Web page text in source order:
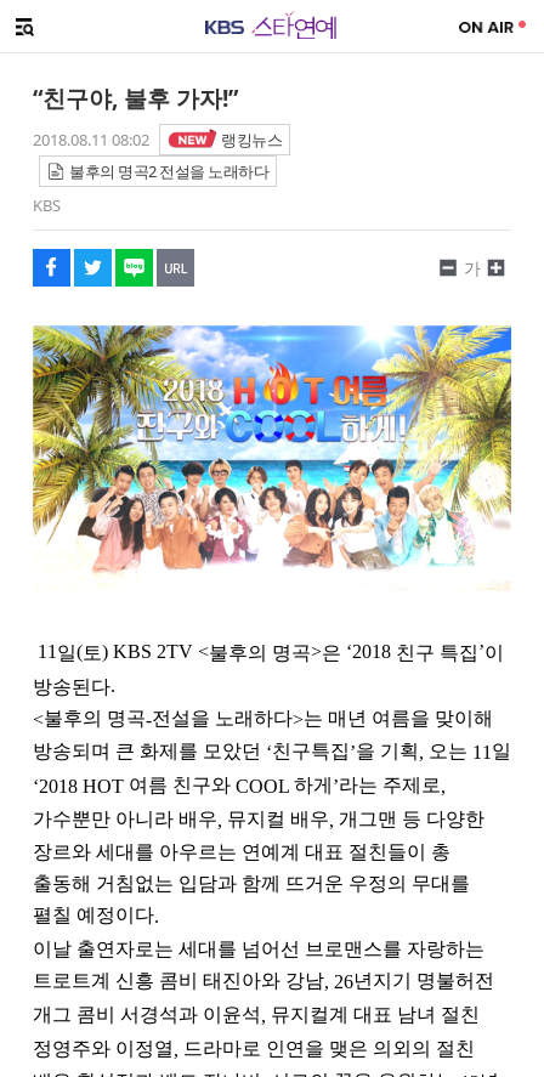
메뉴 열기
“친구야, 불후 가자!”
2018.08.11 08:02
랭킹뉴스
불후의 명곡2 전설을 노래하다
KBS
페이스북
트위터
네이버
URL복사
글씨 작게보기
가
글씨 크게보기
11 일(토) KBS 2TV <불후의 명곡>은 ‘2018 친구 특집’이
방송된다.
<불후의 명곡-전설을 노래하다>는 매년 여름을 맞이해
방송되며 큰 화제를 모았던 ‘친구특집’을 기획, 오는 11 일
‘2018 HOT 여름 친구와 COOL 하게’라는 주제로,
가수뿐만 아니라 배우 뮤지컬 배우 개그맨 등 다양한
장르와 세대를 아우르는 연예계 대표 절친들이 총
출동해 거침없는 입담과 함께 뜨거운 우정의 무대를
펼칠 예정이다.
이날 출연자로는 세대를 넘어선 브로맨스를 자랑하는
트로트계 신흥 콤비 태진아와 강남, 26년지기 명불허전
개그 콤비 서경석과 이윤석, 뮤지컬계 대표 남녀 절친
정영주와 이정열 드라마로 인연을 맺은 의외의 절친
해시태그